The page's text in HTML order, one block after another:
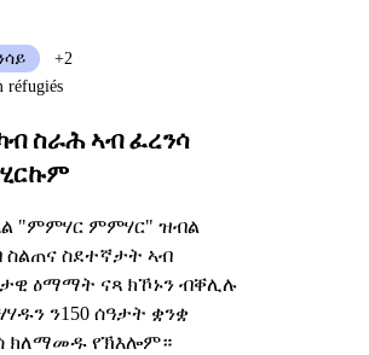
ፈረንሳ
"ምምሃር ምምሃር" ዝብል
ስልጠና ስደተኛታት ኣብ
ዕማማት ናጻ ክኾኑን ብቐሊሉ
ን150 ሰዓታት ቋንቋ
ክለማመዱ የኽእሎም።
+2
réfugiés